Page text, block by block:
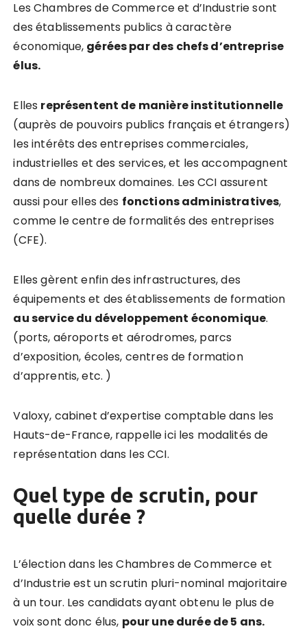
Les Chambres de Commerce et d’Industrie sont
des établissements publics à caractère
économique, gérées par des chefs d’entreprise
élus.
Elles représentent de manière institutionnelle
(auprès de pouvoirs publics français et étrangers)
les intérêts des entreprises commerciales,
industrielles et des services, et les accompagnent
dans de nombreux domaines. Les CCI assurent
aussi pour elles des fonctions administratives,
comme le centre de formalités des entreprises
(CFE).
Elles gèrent enfin des infrastructures, des
équipements et des établissements de formation
au service du développement économique.
(ports, aéroports et aérodromes, parcs
d’exposition, écoles, centres de formation
d’apprentis, etc. )
Valoxy, cabinet d’expertise comptable dans les
Hauts-de-France, rappelle ici les modalités de
représentation dans les CCI.
Quel type de scrutin, pour
quelle durée ?
L’élection dans les Chambres de Commerce et
d’Industrie est un scrutin pluri-nominal majoritaire
à un tour. Les candidats ayant obtenu le plus de
voix sont donc élus, pour une durée de 5 ans.